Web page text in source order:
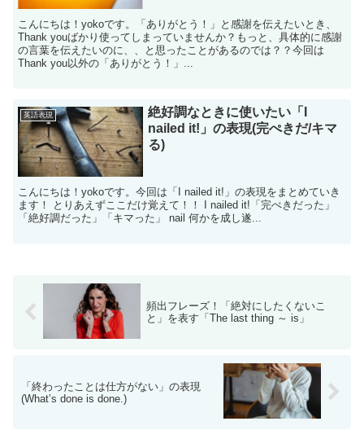
こんにちは！yokoです。「ありがとう！」と感謝を伝えたいとき、
Thank youばかり使ってしまっていませんか？もっと、具体的に感謝
の言葉を伝えたいのに、、と思ったことがあるのでは？？今回は
Thank you以外の「ありがとう！」...
英語表現
絶好調なときに使いたい「I
nailed it!」の表現(完ぺきだ/キマ
る)
こんにちは！yokoです。今回は「I nailed it!」の表現をまとめていき
ます！ とりあえずここだけ覚えて！！ I nailed it!「完ぺきだった」
「絶好調だった」「キマった」 nail 何かを成し遂...
頻出フレーズ！「絶対にしたくないこ
と」を表す「The last thing ～ is」
「終わったことは仕方がない」の表現
(What’s done is done.)